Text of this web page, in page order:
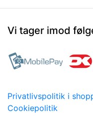
Vi tager imod
Privatlivspolitik i
Cookiepolitik